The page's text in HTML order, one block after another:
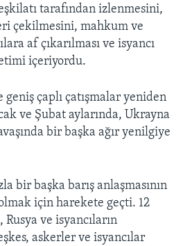
tarafından izlenmesini,
çekilmesini, mahkum ve
af çıkarılması ve isyancı
içeriyordu.
geniş çaplı çatışmalar yeniden
ve Şubat aylarında, Ukrayna
bir başka ağır yenilgiye
bir başka barış anlaşmasının
olmak için harekete geçti. 12
ve isyancıların
askerler ve isyancılar